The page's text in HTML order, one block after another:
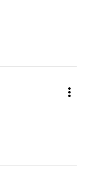
more_vert